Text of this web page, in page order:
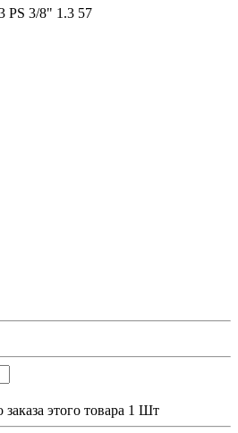
этого товара 1 Шт